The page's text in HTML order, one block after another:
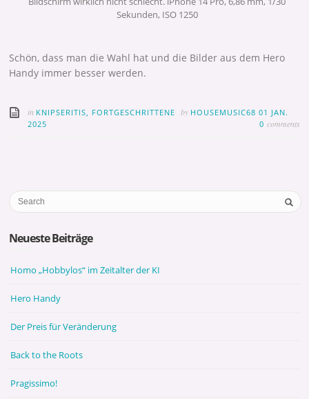
Sekunden, ISO 1250
Schön, dass man die Wahl hat und die Bilder aus dem Hero
Handy immer besser werden.
in KNIPSERITIS, FORTGESCHRITTENE by HOUSEMUSIC6801 JAN.
2025
0 comments
Neueste Beiträge
Homo „Hobbylos“ im Zeitalter der KI
Hero Handy
Der Preis für Veränderung
Back to the Roots
Pragissimo!